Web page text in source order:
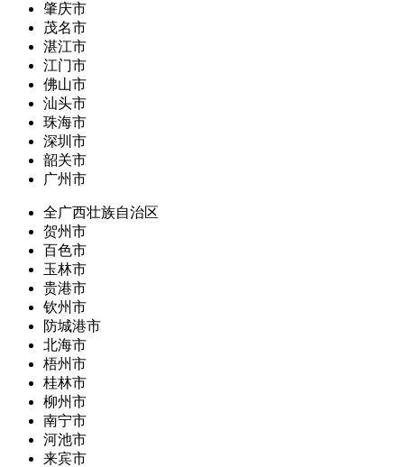
肇庆市
茂名市
湛江市
江门市
佛山市
汕头市
珠海市
深圳市
韶关市
广州市
全广西壮族自治区
贺州市
百色市
玉林市
贵港市
钦州市
防城港市
北海市
梧州市
桂林市
柳州市
南宁市
河池市
来宾市